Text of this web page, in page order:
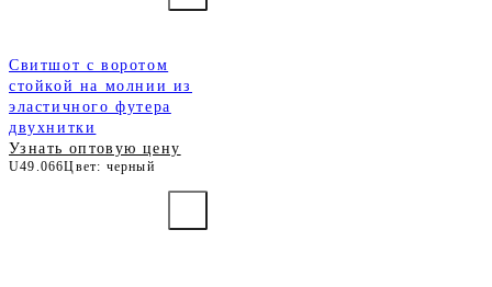
Свитшот с воротом
стойкой на молнии из
эластичного футера
двухнитки
Узнать оптовую цену
U49.066Цвет: черный